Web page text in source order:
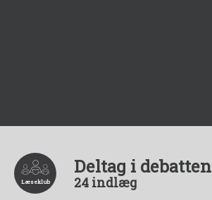
Deltag i debatten
24 indlæg